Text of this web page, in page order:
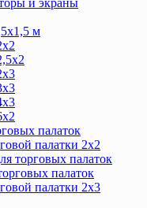
и экраны
м
палаток
палатки 2х2
торговых палаток
палаток
палатки 2х3